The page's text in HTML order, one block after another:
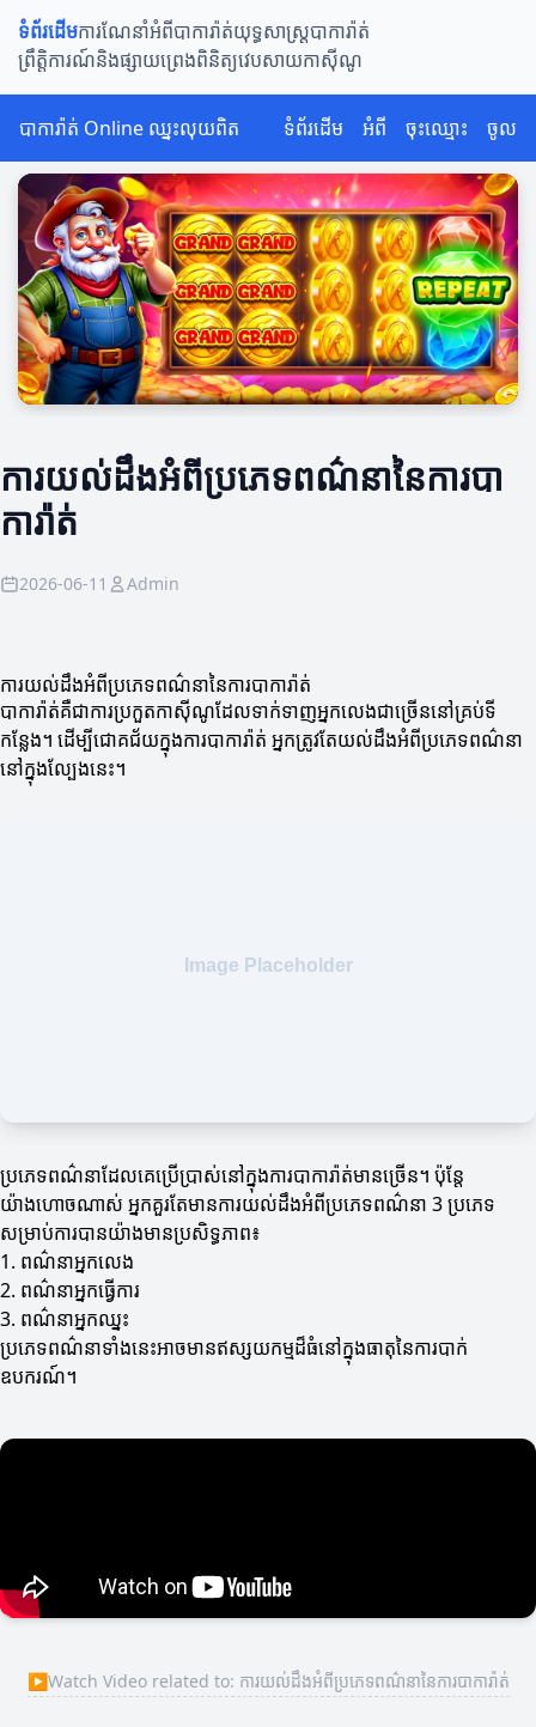
ទំព័រដើមការណែនាំអំពីបាការ៉ាត់យុទ្ធសាស្ត្របាការ៉ាត់
ព្រឹត្តិការណ៍និងផ្សាយព្រេងពិនិត្យវេបសាយកាស៊ីណូ
បាការ៉ាត់ Online ឈ្នះលុយពិត ទំព័រដើម អំពី ចុះឈ្មោះ ចូល
ការយល់ដឹងអំពីប្រភេទពណ៌នានៃការបា
ការ៉ាត់
2026-06-11 Admin
ការយល់ដឹងអំពីប្រភេទពណ៌នានៃការបាការ៉ាត់
បាការ៉ាត់គឺជាការប្រកួតកាស៊ីណូដែលទាក់ទាញអ្នកលេងជាច្រើននៅគ្រប់ទី
កន្លែង។ ដើម្បីជោគជ័យក្នុងការបាការ៉ាត់ អ្នកត្រូវតែយល់ដឹងអំពីប្រភេទពណ៌នា
នៅក្នុងល្បែងនេះ។
ប្រភេទពណ៌នាដែលគេប្រើប្រាស់នៅក្នុងការបាការ៉ាត់មានច្រើន។ ប៉ុន្តែ
យ៉ាងហោចណាស់ អ្នកគួរតែមានការយល់ដឹងអំពីប្រភេទពណ៌នា 3 ប្រភេទ
សម្រាប់ការបានយ៉ាងមានប្រសិទ្ធភាព៖
1. ពណ៌នាអ្នកលេង
2. ពណ៌នាអ្នកធ្វើការ
3. ពណ៌នាអ្នកឈ្នះ
ប្រភេទពណ៌នាទាំងនេះអាចមានឥស្សយកម្មដ៏ធំនៅក្នុងធាតុនៃការបាក់
ឧបករណ៍។
▶Watch Video related to: ការយល់ដឹងអំពីប្រភេទពណ៌នានៃការបាការ៉ាត់